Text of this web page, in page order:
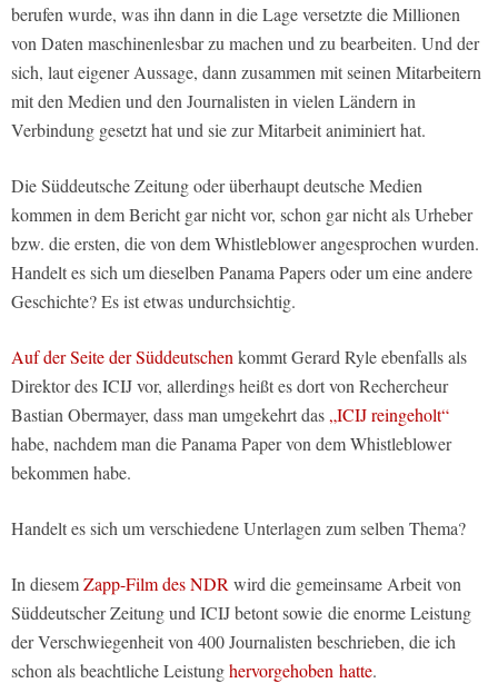
berufen wurde, was ihn dann in die Lage versetzte die Millionen
von Daten maschinenlesbar zu machen und zu bearbeiten. Und der
sich, laut eigener Aussage, dann zusammen mit seinen Mitarbeitern
mit den Medien und den Journalisten in vielen Ländern in
Verbindung gesetzt hat und sie zur Mitarbeit animiniert hat.
Die Süddeutsche Zeitung oder überhaupt deutsche Medien
kommen in dem Bericht gar nicht vor, schon gar nicht als Urheber
bzw. die ersten, die von dem Whistleblower angesprochen wurden.
Handelt es sich um dieselben Panama Papers oder um eine andere
Geschichte? Es ist etwas undurchsichtig.
Auf der Seite der Süddeutschen kommt Gerard Ryle ebenfalls als
Direktor des ICIJ vor, allerdings heißt es dort von Rechercheur
Bastian Obermayer, dass man umgekehrt das „ICIJ reingeholt“
habe, nachdem man die Panama Paper von dem Whistleblower
bekommen habe.
Handelt es sich um verschiedene Unterlagen zum selben Thema?
In diesemZapp-Film des NDR wird die gemeinsame Arbeit von
Süddeutscher Zeitung und ICIJ betont sowie die enorme Leistung
der Verschwiegenheit von 400 Journalisten beschrieben, die ich
schon als beachtliche Leistunghervorgehoben hatte.